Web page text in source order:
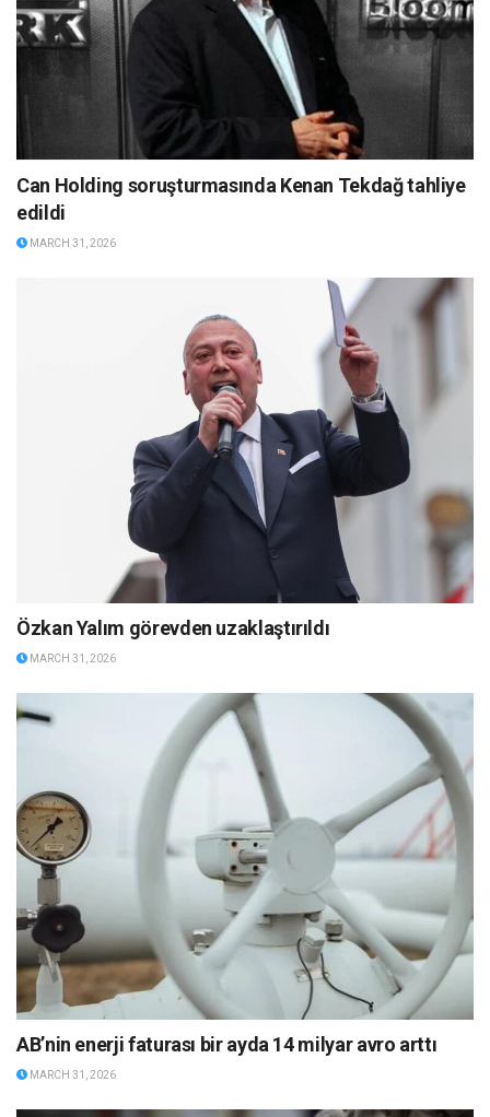
Can Holding soruşturmasında Kenan Tekdağ tahliye
edildi
MARCH 31, 2026
Özkan Yalım görevden uzaklaştırıldı
MARCH 31, 2026
AB’nin enerji faturası bir ayda 14 milyar avro arttı
MARCH 31, 2026